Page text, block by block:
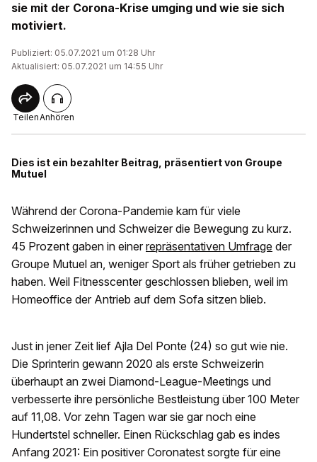
sie mit der Corona-Krise umging und wie sie sich
motiviert.
Publiziert: 05.07.2021 um 01:28 Uhr
Aktualisiert: 05.07.2021 um 14:55 Uhr
TeilenAnhören
Dies ist ein bezahlter Beitrag, präsentiert von Groupe
Mutuel
Während der Corona-Pandemie kam für viele
Schweizerinnen und Schweizer die Bewegung zu kurz.
45 Prozent gaben in einer repräsentativen Umfrage der
Groupe Mutuel an, weniger Sport als früher getrieben zu
haben. Weil Fitnesscenter geschlossen blieben, weil im
Homeoffice der Antrieb auf dem Sofa sitzen blieb.
Just in jener Zeit lief Ajla Del Ponte (24) so gut wie nie.
Die Sprinterin gewann 2020 als erste Schweizerin
überhaupt an zwei Diamond-League-Meetings und
verbesserte ihre persönliche Bestleistung über 100 Meter
auf 11,08. Vor zehn Tagen war sie gar noch eine
Hundertstel schneller. Einen Rückschlag gab es indes
Anfang 2021: Ein positiver Coronatest sorgte für eine